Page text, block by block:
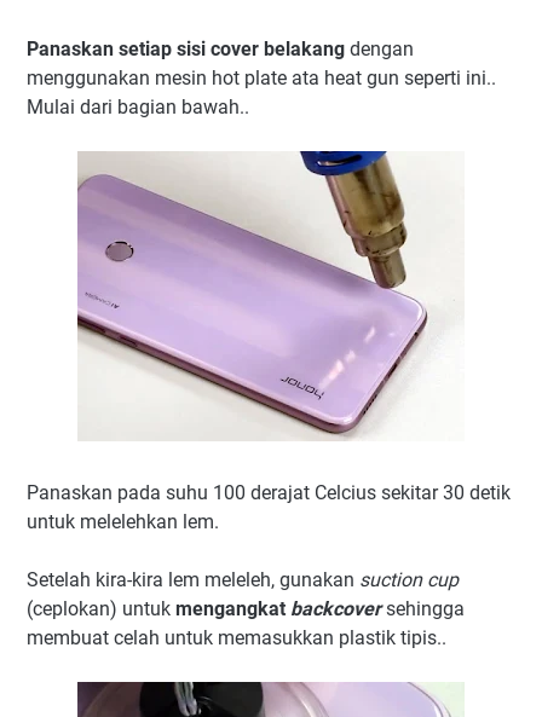
Panaskan setiap sisi cover belakang dengan
menggunakan mesin hot plate ata heat gun seperti ini..
Mulai dari bagian bawah..
Panaskan pada suhu 100 derajat Celcius sekitar 30 detik
untuk melelehkan lem.
Setelah kira-kira lem meleleh, gunakan suction cup
(ceplokan) untuk mengangkat backcoversehingga
membuat celah untuk memasukkan plastik tipis..